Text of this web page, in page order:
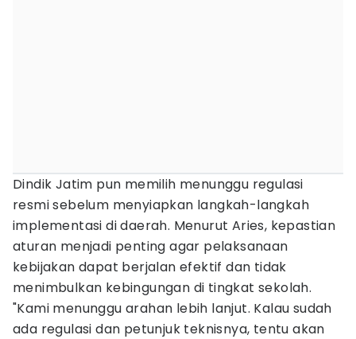
Dindik Jatim pun memilih menunggu regulasi
resmi sebelum menyiapkan langkah-langkah
implementasi di daerah. Menurut Aries, kepastian
aturan menjadi penting agar pelaksanaan
kebijakan dapat berjalan efektif dan tidak
menimbulkan kebingungan di tingkat sekolah.
"Kami menunggu arahan lebih lanjut. Kalau sudah
ada regulasi dan petunjuk teknisnya, tentu akan